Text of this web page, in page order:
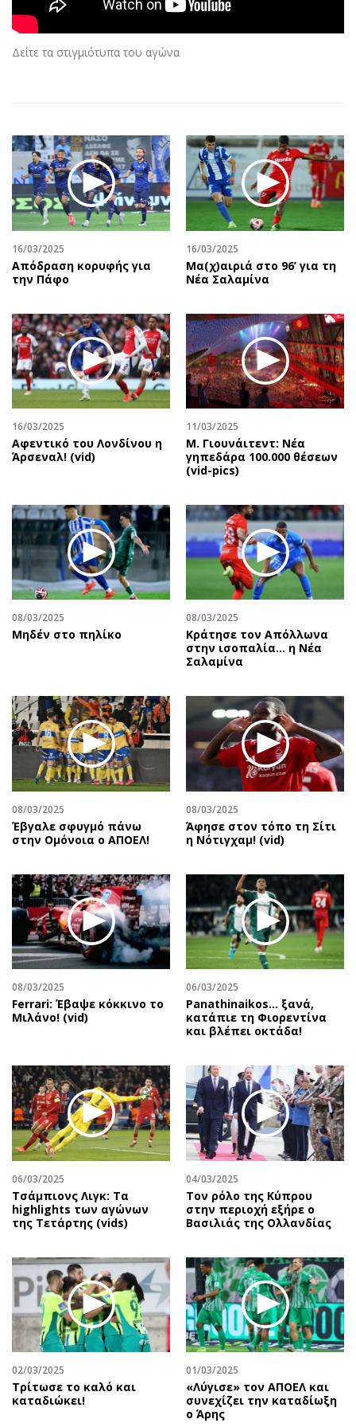
Αθλητισμός
Κύπρος
Ελλάδα
Κληρώσεις Allwyn
Οικονομία
Real Estate
Επιχειρήσεις
Αγορές
Money Review
AstroBank Properties
Ενέργεια
Ναυτιλία
Περιβάλλον
Ελλάδα
Κόσμος
Παράξενα
Πολιτισμός
Μουσική
Εικαστικά
Βιβλίο
Χειρόγραφα
Geek
Νέα
Αυτοκίνηση
Πολιτική
Οικονομία
Γενικά
Αναδρομές
Πρόσωπα
Περιβάλλον
Γυναίκα
Showbiz
Ταξίδια
Συνταγές
Έξοδος
Media
Εκπομπές
Wine routes
Uncut
Προσφορές
Προσωπικότητες στην ''Κ''
Επιστολές
Δείτε τα στιγμιότυπα του αγώνα
16/03/2025
Απόδραση κορυφής για
την Πάφο
16/03/2025
Μα(χ)αιριά στο 96’ για τη
Νέα Σαλαμίνα
16/03/2025
Αφεντικό του Λονδίνου η
Άρσεναλ! (vid)
11/03/2025
Μ. Γιουνάιτεντ: Νέα
γηπεδάρα 100.000 θέσεων
(vid-pics)
08/03/2025
Μηδέν στο πηλίκο
08/03/2025
Κράτησε τον Απόλλωνα
στην ισοπαλία… η Νέα
Σαλαμίνα
08/03/2025
Έβγαλε σφυγμό πάνω
στην Ομόνοια ο ΑΠΟΕΛ!
08/03/2025
Άφησε στον τόπο τη Σίτι
η Νότιγχαμ! (vid)
08/03/2025
Ferrari: Έβαψε κόκκινο το
Μιλάνο! (vid)
06/03/2025
Panathinaikos… ξανά,
κατάπιε τη Φιορεντίνα
και βλέπει οκτάδα!
06/03/2025
Τσάμπιονς Λιγκ: Τα
highlights των αγώνων
της Τετάρτης (vids)
04/03/2025
Τον ρόλο της Κύπρου
στην περιοχή εξήρε ο
Βασιλιάς της Ολλανδίας
02/03/2025
Τρίτωσε το καλό και
καταδιώκει!
01/03/2025
«Λύγισε» τον ΑΠΟΕΛ και
συνεχίζει την καταδίωξη
ο Άρης